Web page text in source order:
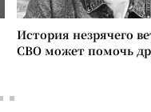
История незрячего
СВО может помочь